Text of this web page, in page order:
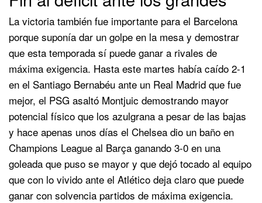
La victoria también fue importante para el Barcelona
porque suponía dar un golpe en la mesa y demostrar
que esta temporada sí puede ganar a rivales de
máxima exigencia. Hasta este martes había caído 2-1
en el Santiago Bernabéu ante un Real Madrid que fue
mejor, el PSG asaltó Montjuic demostrando mayor
potencial físico que los azulgrana a pesar de las bajas
y hace apenas unos días el Chelsea dio un baño en
Champions League al Barça ganando 3-0 en una
goleada que puso se mayor y que dejó tocado al equipo
que con lo vivido ante el Atlético deja claro que puede
ganar con solvencia partidos de máxima exigencia.